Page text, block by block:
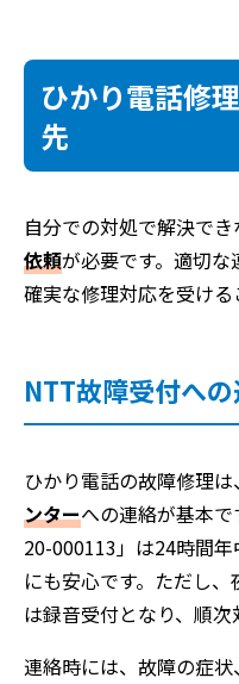
ひかり電話修
先
自分での対処で解決でき
依頼が必要です。適切
確実な修理対応を受ける
NTT故障受付へ
ひかり電話の故障修理は、
ンターへの連絡が基本
20-000113」は24時間
にも安心です。ただし、
は録音受付となり、順次
連絡時には、故障の症